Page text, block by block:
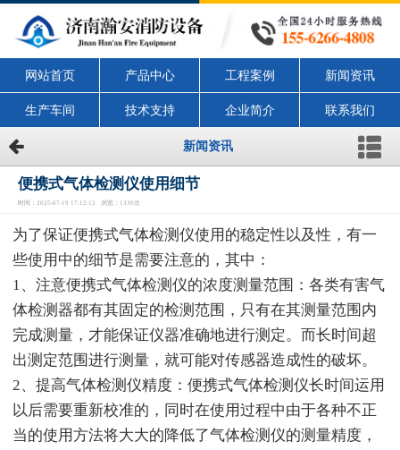
网站首页 产品中心 工程案例 新闻资讯
生产车间 技术支持 企业简介 联系我们
新闻资讯
便携式气体检测仪使用细节
时间：2025-07-19 17:12:12 浏览：1330次
为了保证便携式气体检测仪使用的稳定性以及性，有一
些使用中的细节是需要注意的，其中：
1、注意便携式气体检测仪的浓度测量范围：各类有害气
体检测器都有其固定的检测范围，只有在其测量范围内
完成测量，才能保证仪器准确地进行测定。而长时间超
出测定范围进行测量，就可能对传感器造成性的破坏。
2、提高气体检测仪精度：便携式气体检测仪长时间运用
以后需要重新校准的，同时在使用过程中由于各种不正
当的使用方法将大大的降低了气体检测仪的测量精度，